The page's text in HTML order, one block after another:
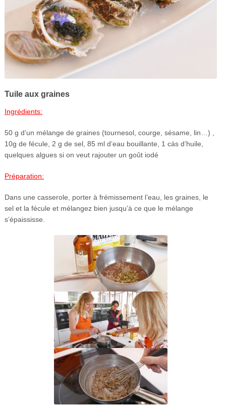
Tuile aux graines
Ingrédients:
50 g d’un mélange de graines (tournesol, courge, sésame, lin…) ,
10g de fécule, 2 g de sel, 85 ml d’eau bouillante, 1 càs d’huile,
quelques algues si on veut rajouter un goût iodé
Préparation:
Dans une casserole, porter à frémissement l’eau, les graines, le
sel et la fécule et mélangez bien jusqu’à ce que le mélange
s’épaississe.